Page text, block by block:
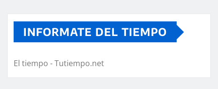
INFORMATE DEL TIEMPO
El tiempo - Tutiempo.net